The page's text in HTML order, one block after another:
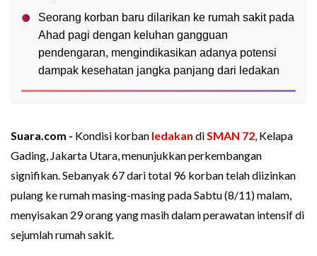
Seorang korban baru dilarikan ke rumah sakit pada
Ahad pagi dengan keluhan gangguan
pendengaran, mengindikasikan adanya potensi
dampak kesehatan jangka panjang dari ledakan
Suara.com - Kondisi korban ledakan diSMAN 72, Kelapa
Gading, Jakarta Utara, menunjukkan perkembangan
signifikan. Sebanyak 67 dari total 96 korban telah diizinkan
pulang ke rumah masing-masing pada Sabtu (8/11) malam,
menyisakan 29 orang yang masih dalam perawatan intensif di
sejumlah rumah sakit.